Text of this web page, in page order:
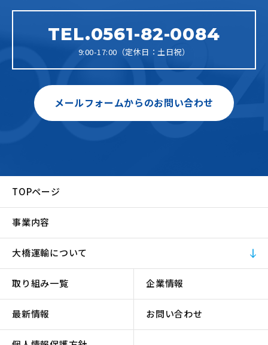
TEL.0561-82-0084
9:00-17:00（定休日：土日祝）
メールフォームからのお問い合わせ
TOPページ
事業内容
大橋運輸について
取り組み一覧 企業情報
最新情報 お問い合わせ